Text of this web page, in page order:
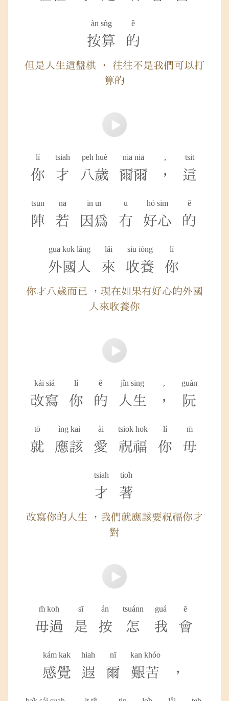
àn sǹg
按算
ê
的
但是人生這盤棋 ， 往往不是我們可以打
算的
lí
你
tsiah
才
peh huè
八歲
niā niā
爾爾
,
，
tsit
這
tsūn
陣
nā
若
in uī
因為
ū
有
hó sim
好心
ê
的
guā kok lâng
外國人
lâi
來
siu ióng
收養
lí
你
你才八歲而已 ，現在如果有好心的外國
人來收養你
kái siá
改寫
lí
你
ê
的
jîn sing
人生
,
，
guán
阮
tō
就
ìng kai
應該
ài
愛
tsiok hok
祝福
lí
你
m̄
毋
tsiah
才
tio̍h
著
改寫你的人生 ，我們就應該要祝福你才
對
m̄ koh
毋過
sī
是
án
按
tsuánn
怎
guá
我
ē
會
kám kak
感覺
hiah
遐
nī
爾
kan khóo
艱苦 ，